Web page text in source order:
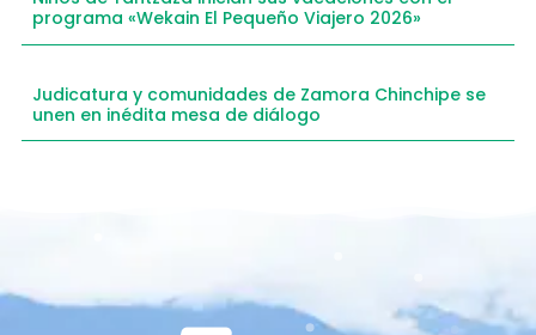
programa «Wekain El Pequeño Viajero 2026»
Judicatura y comunidades de Zamora Chinchipe se
unen en inédita mesa de diálogo